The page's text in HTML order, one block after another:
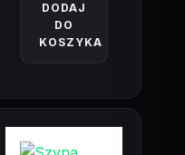
DODAJ
DO
KOSZYKA